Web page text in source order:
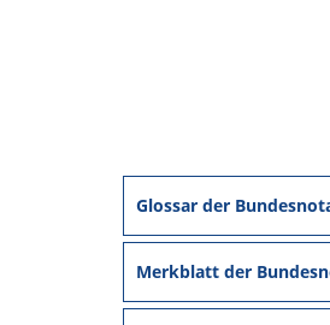
Glossar der
Merkblatt der